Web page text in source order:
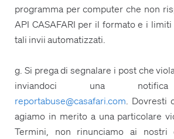
programma per computer che non
API CASAFARI per il formato e i
tali invii automatizzati.
g. Si prega di segnalare i post che
inviandoci una notifica
reportabuse@casafari.com .
agiamo in merito a una particolare
Termini, non rinunciamo ai